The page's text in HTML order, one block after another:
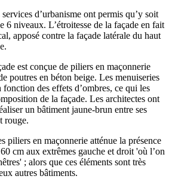
d’urbanisme ont permis qu’y soit
6 niveaux. L’étroitesse de la façade en fait
apposé contre la façade latérale du haut
est conçue de piliers en maçonnerie
poutres en béton beige. Les menuiseries
fonction des effets d’ombres, ce qui les
de la façade. Les architectes ont
un bâtiment jaune-brun entre ses
rouge.
piliers en maçonnerie atténue la présence
cm aux extrêmes gauche et droit 'où l’on
; alors que ces éléments sont très
autres bâtiments.